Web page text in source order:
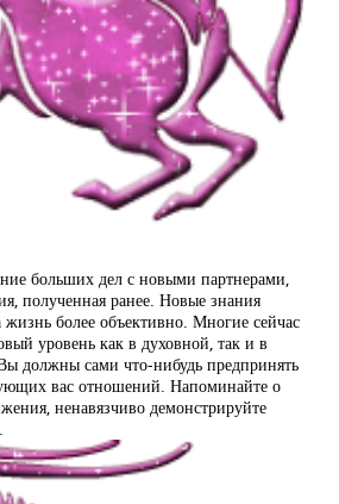
больших дел с новыми партнерами,
полученная ранее. Новые знания
жизнь более объективно. Многие сейчас
уровень как в духовной, так и в
должны сами что-нибудь предпринять
вас отношений. Напоминайте о
ненавязчиво демонстрируйте